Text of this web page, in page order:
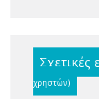
Σχετικές
χρηστών)